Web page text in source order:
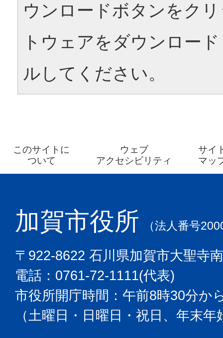
ウンロードボタンをク
トウェアをダウンロー
ルしてください。
このサイトに
ついて
ウェブ
アクセシビリティ
サイ
マッ
加賀市役所 （法人番号
〒922-8622 石川県加賀市大聖寺
電話：0761-72-1111(代表)
市役所開庁時間：午前8時30分か
（土曜日・日曜日・祝日、年末